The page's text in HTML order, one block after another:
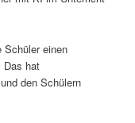
Schüler einen
Das hat
den Schülern